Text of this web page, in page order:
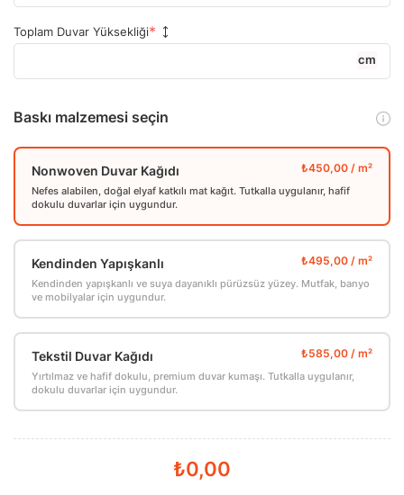
Toplam Duvar Yüksekliği
cm
Baskı malzemesi seçin
Nonwoven Duvar Kağıdı
Nefes alabilen, doğal elyaf katkılı mat kağıt. Tutkalla uygulanır, hafif
dokulu duvarlar için uygundur.
Kendinden Yapışkanlı
Kendinden yapışkanlı ve suya dayanıklı pürüzsüz yüzey. Mutfak, banyo
ve mobilyalar için uygundur.
Tekstil Duvar Kağıdı
Yırtılmaz ve hafif dokulu, premium duvar kumaşı. Tutkalla uygulanır,
dokulu duvarlar için uygundur.
₺0,00